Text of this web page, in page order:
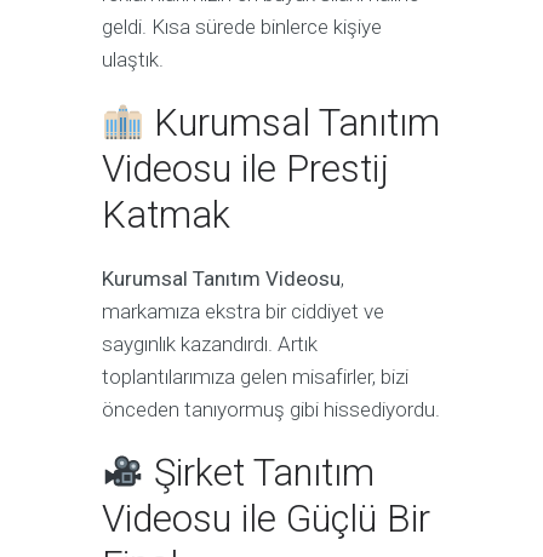
geldi. Kısa sürede binlerce kişiye
ulaştık.
Kurumsal Tanıtım
Videosu ile Prestij
Katmak
Kurumsal Tanıtım Videosu,
markamıza ekstra bir ciddiyet ve
saygınlık kazandırdı. Artık
toplantılarımıza gelen misafirler, bizi
önceden tanıyormuş gibi hissediyordu.
Şirket Tanıtım
Videosu ile Güçlü Bir